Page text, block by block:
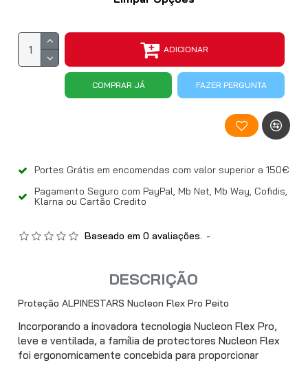
Portes Grátis em encomendas com valor superior a 150€
Pagamento Seguro com PayPal, Mb Net, Mb Way, Cofidis,
Klarna ou Cartão Credito
Baseado em 0 avaliações. -
ADICIONAR
COMPRAR JÁ FAZER PERGUNTA
DESCRIÇÃO
Proteção ALPINESTARS Nucleon Flex Pro Peito
Incorporando a inovadora tecnologia Nucleon Flex Pro,
leve e ventilada, a família de protectores Nucleon Flex
foi ergonomicamente concebida para proporcionar